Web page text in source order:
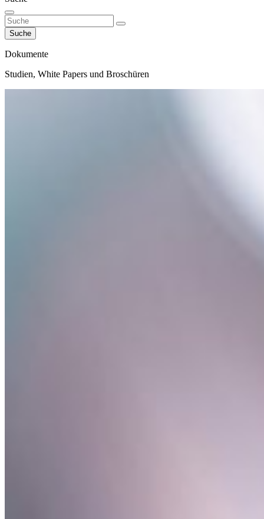
Suche
Dokumente
Studien, White Papers und Broschüren